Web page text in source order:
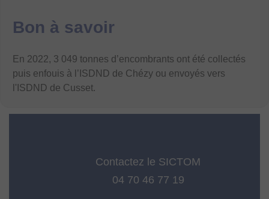
Bon à savoir
En 2022, 3 049 tonnes d’encombrants ont été collectés
puis enfouis à l’ISDND de Chézy ou envoyés vers
l'ISDND de Cusset.
Contactez le SICTOM
04 70 46 77 19